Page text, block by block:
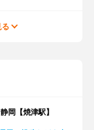
岡【焼津駅】